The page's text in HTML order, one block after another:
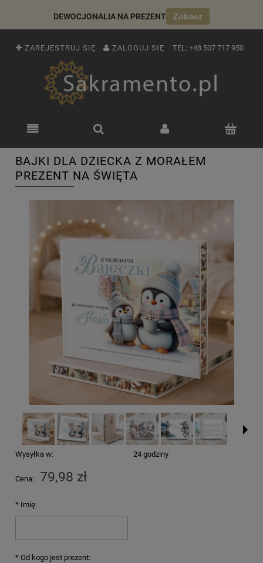
DEWOCJONALIA NA PREZENT Zobacz
ZAREJESTRUJ SIĘ ZALOGUJ SIĘ TEL: +48 507 717 950
BAJKI DLA DZIECKA Z MORAŁEM
PREZENT NA ŚWIĘTA
Wysyłka w: 24 godziny
Cena: 79,98 zł
* Imię:
* Od kogo jest prezent: